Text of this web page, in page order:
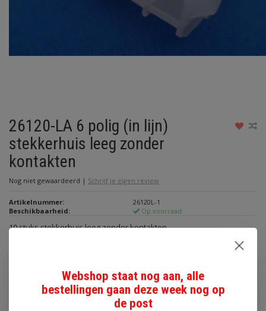
26120-LA 6 polig (in lijn)
stekkerhuis leeg zonder
kontakten
Nog niet gewaardeerd | Schrijf je eigen review
Artikelnummer:
26120L-1
Beschikbaarheid:
Op voorraad
10 stuks stekkerhuis leeg zonder kontakten
Webshop staat nog aan, alle
bestellingen gaan deze week nog op
de post